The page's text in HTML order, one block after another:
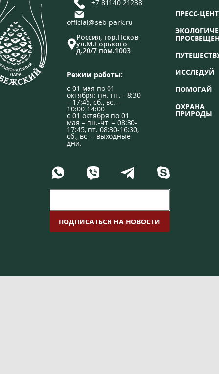
+7 81140 21238
official@seb-park.ru
Россия, гор.Псков
ул.М.Горького
д.20/7 пом.1003
Режим работы:
с 01 мая по 01
октября: пн.-пт. - 8:30
– 17:45, сб., вс. –
10:00-14:00
с 01 октября по 01
мая – пн.-чт. – 08:30-
17:45, пт. 08:30-16:30,
сб., вс. – выходные
дни.
ПРЕСС-
ИССЛЕДУЙ
ПОМОГАЙ
ОХРАНА
ПРИРОДЫ